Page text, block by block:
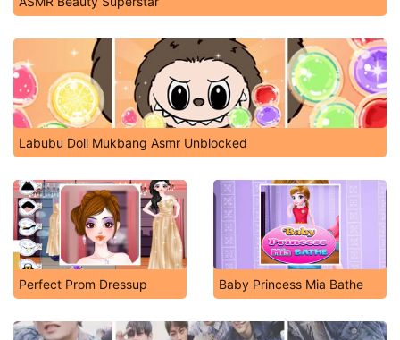
Labubu Doll Mukbang Asmr Unblocked
Perfect Prom Dressup Baby Princess Mia Bathe